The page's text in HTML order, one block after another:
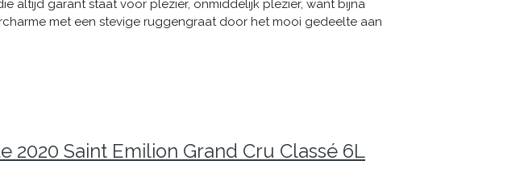
altijd garant staat voor plezier, onmiddelijk plezier, want bijna
met een stevige ruggengraat door het mooi gedeelte aan
2020 Saint Emilion Grand Cru Classé 6L